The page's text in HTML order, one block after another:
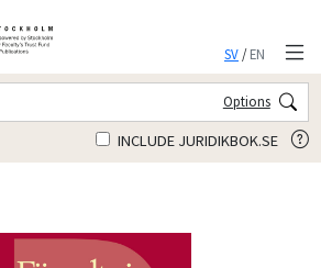
SV/EN
Options
INCLUDE JURIDIKBOK.SE